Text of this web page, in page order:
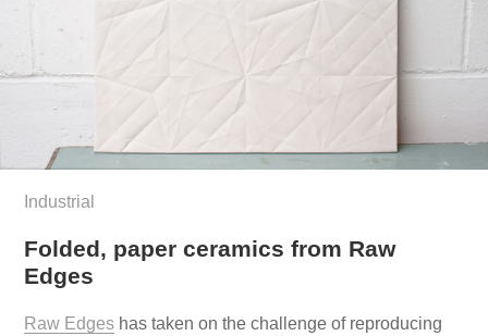
Industrial
Folded, paper ceramics from Raw
Edges
Raw Edges has taken on the challenge of reproducing